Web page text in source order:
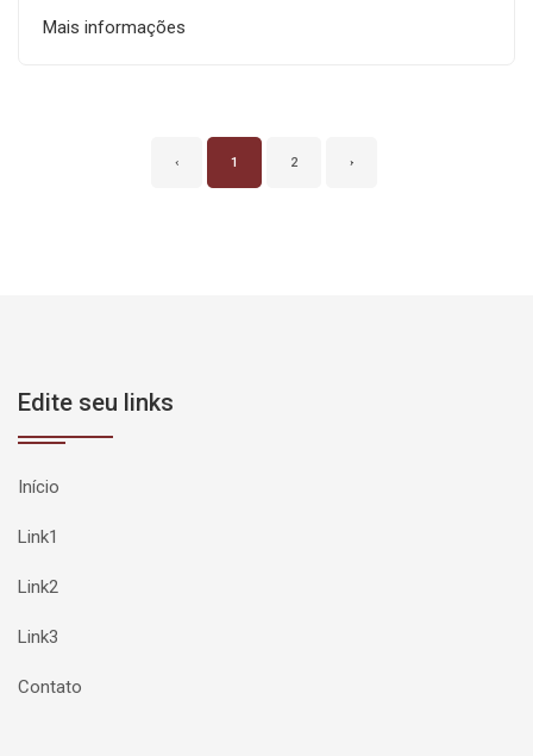
Mais informações
‹ 1 2 ›
Edite seu links
Início
Link1
Link2
Link3
Contato